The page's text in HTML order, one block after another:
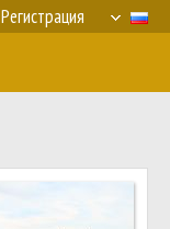
Регистрация